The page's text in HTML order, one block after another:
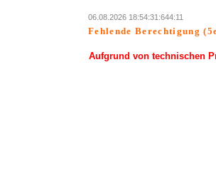
06.08.2026 18:54:31:644:11
Fehlende Berechtigung
Aufgrund von technischen